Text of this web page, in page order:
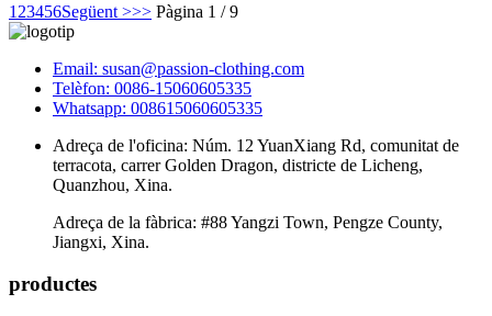
1 23456Següent >>> Pàgina 1 / 9
Email: susan@passion-clothing.com
Telèfon: 0086-15060605335
Whatsapp: 008615060605335
Adreça de l'oficina: Núm. 12 YuanXiang Rd, comunitat de
terracota, carrer Golden Dragon, districte de Licheng,
Quanzhou, Xina.
Adreça de la fàbrica: #88 Yangzi Town, Pengze County,
Jiangxi, Xina.
productes